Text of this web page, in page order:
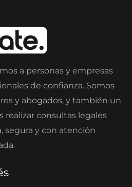
a personas y empresas
de confianza. Somos
y abogados, y también un
realizar consultas legales
segura y con atención